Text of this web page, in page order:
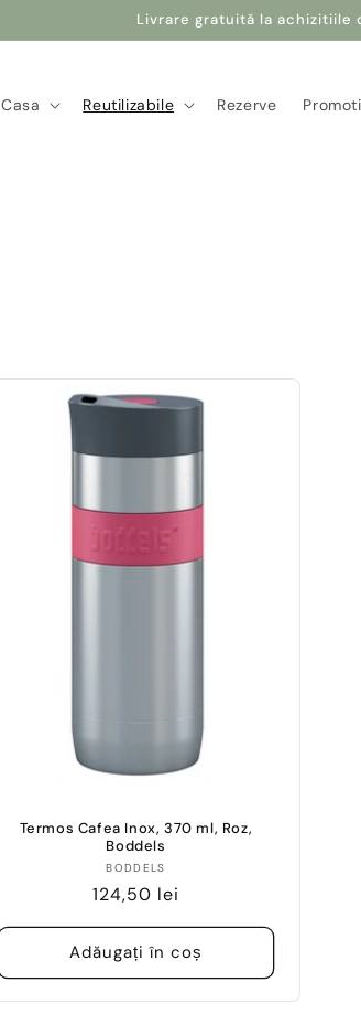
Livrare gratuită la achizitiile
Casa Reutilizabile Rezerve
Termos Cafea Inox, 370 ml, Roz,
Boddels
Vânzător:
BODDELS
Preț
obișnuit
124,50 lei
Adăugați în coș